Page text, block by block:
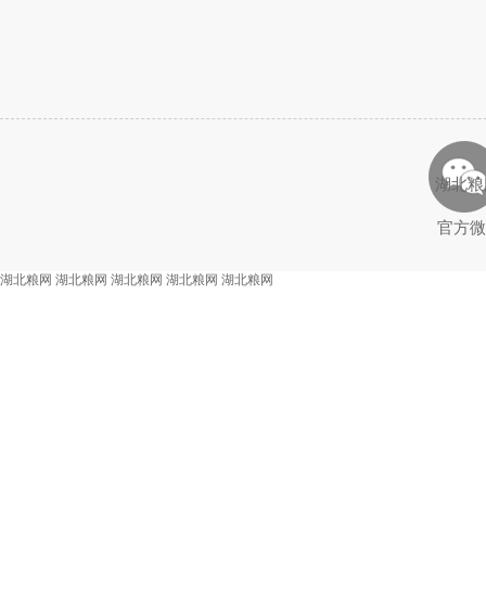
湖北
官方
湖北粮网 湖北粮网 湖北粮网 湖北粮网 湖北粮网